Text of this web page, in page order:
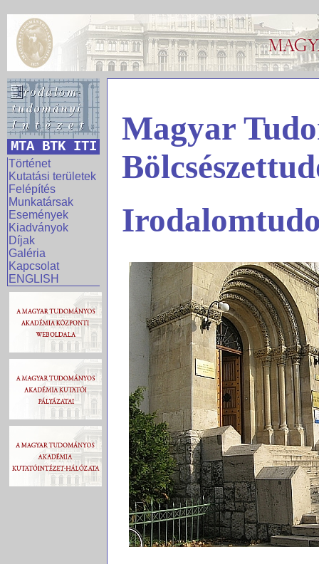
MTA BTK ITI
Történet
Kutatási területek
Felépítés
Munkatársak
Események
Kiadványok
Díjak
Galéria
Kapcsolat
ENGLISH
Magyar